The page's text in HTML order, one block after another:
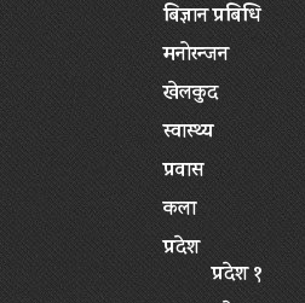
बिज्ञान प्रबिधि
मनोरन्जन
खेलकुद
स्वास्थ्य
प्रवास
कला
प्रदेश
प्रदेश १